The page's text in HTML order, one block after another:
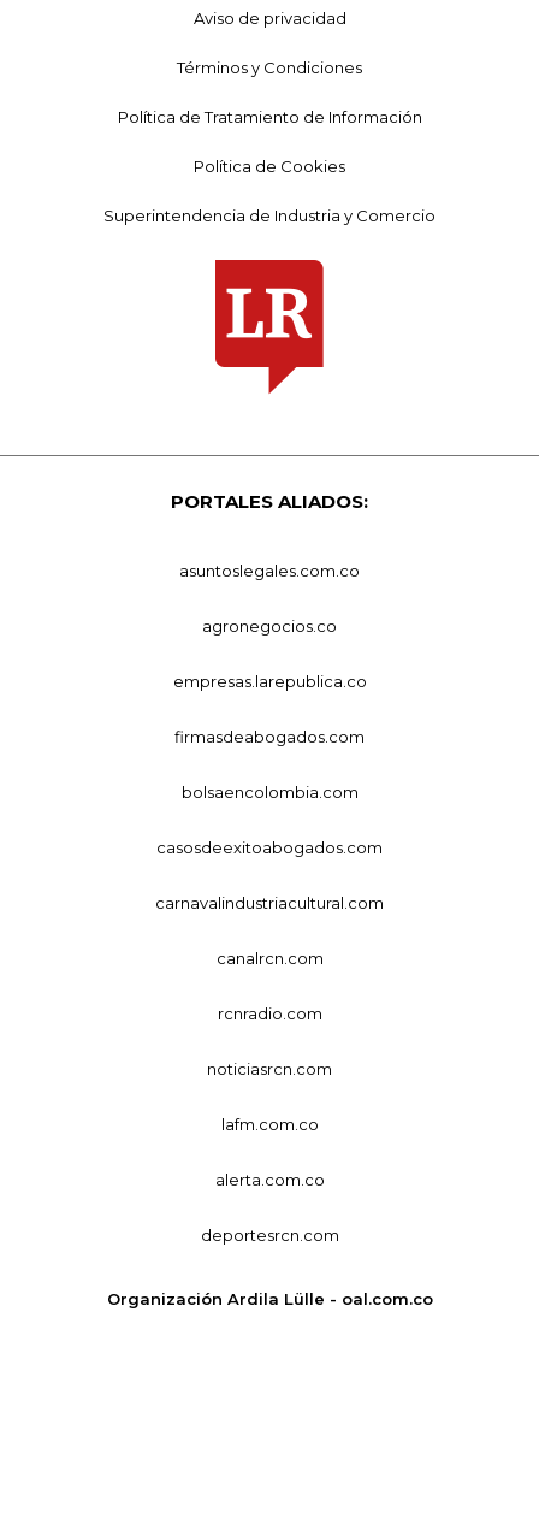
Aviso de privacidad
Términos y Condiciones
Política de Tratamiento de Información
Política de Cookies
Superintendencia de Industria y Comercio
PORTALES ALIADOS:
asuntoslegales.com.co
agronegocios.co
empresas.larepublica.co
firmasdeabogados.com
bolsaencolombia.com
casosdeexitoabogados.com
carnavalindustriacultural.com
canalrcn.com
rcnradio.com
noticiasrcn.com
lafm.com.co
alerta.com.co
deportesrcn.com
Organización Ardila Lülle - oal.com.co